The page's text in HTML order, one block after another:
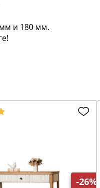
и 180 мм.
-26%